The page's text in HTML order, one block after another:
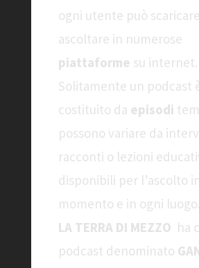
ogni utente può
ascoltare in numerose
piattaforme su internet.
Solitamente un podcast
costituito da episodi
possono variare da
racconti o lezioni
disponibili per l’ascolto
momento e in ogni luogo.
LA TERRA DI MEZZO ha
podcast denominato